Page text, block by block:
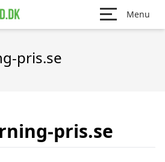
Menu
pris.se
pris.se